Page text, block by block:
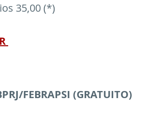
35,00 (*)
FEBRAPSI (GRATUITO)